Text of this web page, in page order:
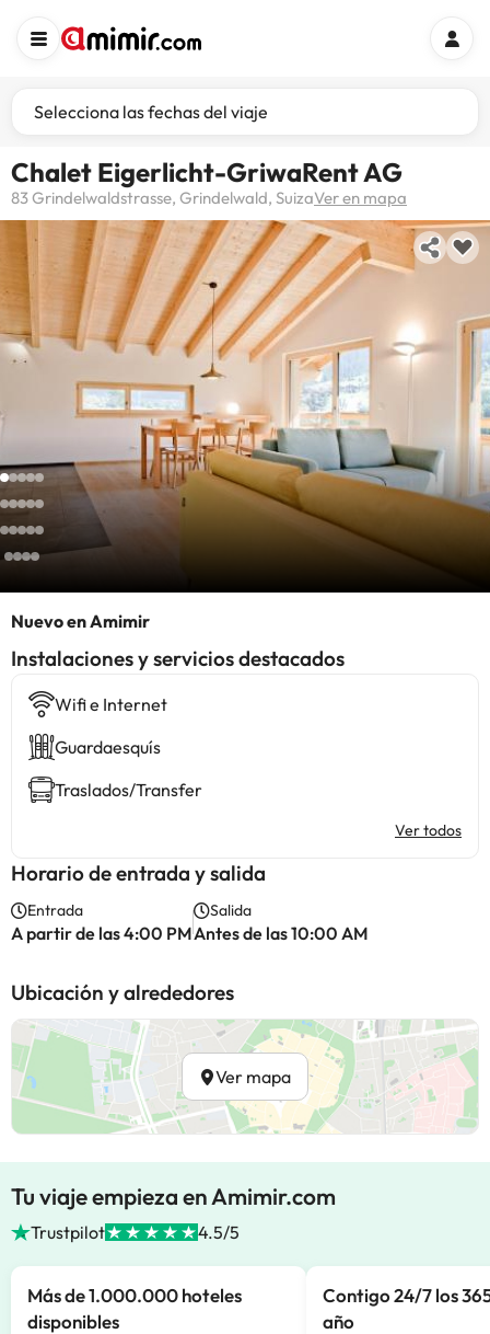
Selecciona las fechas del viaje
Chalet Eigerlicht-GriwaRent AG
83 Grindelwaldstrasse, Grindelwald, SuizaVer en mapa
Nuevo en Amimir
Instalaciones y servicios destacados
Wifi e Internet
Guardaesquís
Traslados/Transfer
Ver todos
Horario de entrada y salida
Entrada
A partir de las 4:00 PM
Salida
Antes de las 10:00 AM
Ubicación y alrededores
Ver mapa
Tu viaje empieza en Amimir.com
Trustpilot 4.5/5
Más de 1.000.000 hoteles
disponibles
Contigo 24/7 los
año